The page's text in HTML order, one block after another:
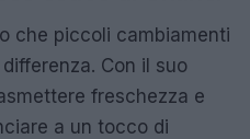
che piccoli cambiamenti
Con il suo
freschezza e
a un tocco di